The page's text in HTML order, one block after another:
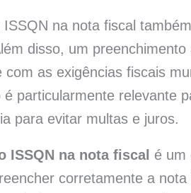
ISSQN na nota fiscal
disso, um
com as exigências fiscais
é particularmente relevante
para evitar multas e juros.
ISSQN na nota fiscal é um
corretamente a